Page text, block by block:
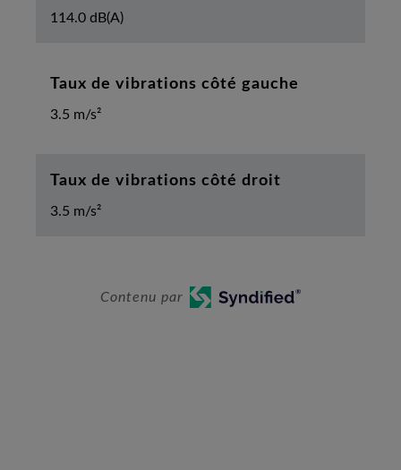
114.0 dB(A)
Taux de vibrations côté gauche
3.5 m/s²
Taux de vibrations côté droit
3.5 m/s²
Contenu par